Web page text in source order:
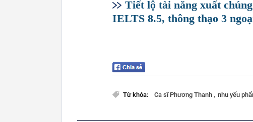
Tiết lộ tài năng xuất
IELTS 8.5, thông thạo 3
Từ khóa: Ca sĩ Phương Thanh , nhu yếu